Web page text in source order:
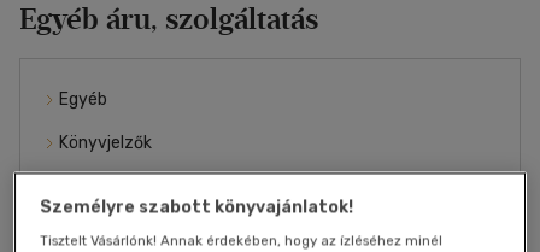
Egyéb áru, szolgáltatás
Egyéb
Könyvjelzők
Személyre szabott könyvajánlatok!
Tisztelt Vásárlónk! Annak érdekében, hogy az ízléséhez minél